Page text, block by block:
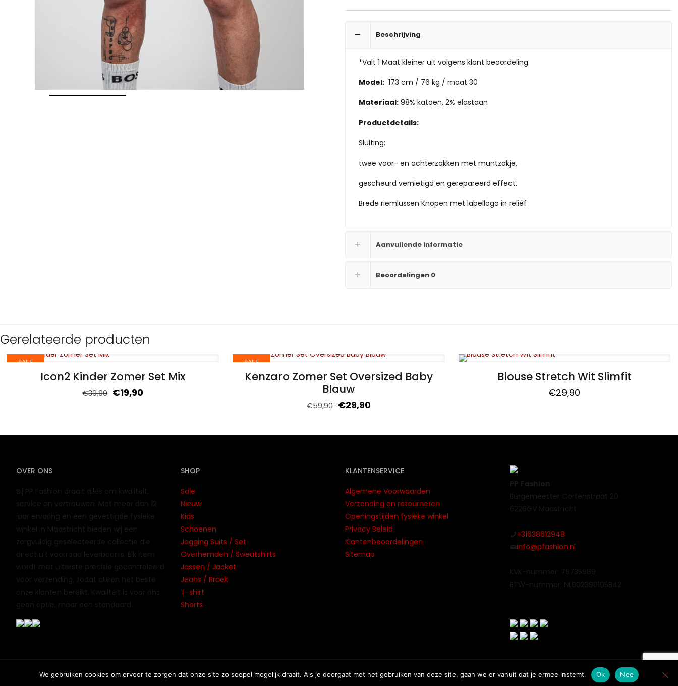
Beschrijving
*Valt 1 Maat kleiner uit volgens klant beoordeling
Model: 173 cm / 76 kg / maat 30
Materiaal: 98% katoen, 2% elastaan
Productdetails:
Sluiting:
twee voor- en achterzakken met muntzakje,
gescheurd vernietigd en gerepareerd effect.
Brede riemlussen Knopen met labellogo in reliëf
Aanvullende informatie
Beoordelingen 0
Gerelateerde producten
SALE
Icon2 Kinder Zomer Set Mix
€39,90 €19,90
SALE
Kenzaro Zomer Set Oversized Baby
Blauw
€59,90 €29,90
Blouse Stretch Wit Slimfit
€29,90
OVER ONS
Bij PP Fashion draait alles om kwaliteit,
service en vertrouwen. Met meer dan 12
jaar ervaring en een gevestigde fysieke
winkel in Maastricht bieden wij een
zorgvuldig geselecteerde collectie die
direct uit voorraad leverbaar is. Elk item
wordt met uiterste precisie gecontroleerd
vóór verzending, zodat alleen het beste
onze klanten bereikt. Kwaliteit is voor ons
geen optie, maar een standaard.
SHOP
Sale
Nieuw
Kids
Schoenen
Jogging Suits / Set
Overhemden / Sweatshirts
Jassen / Jacket
Jeans / Broek
T-shirt
Shorts
KLANTENSERVICE
Algemene Voorwaarden
Verzending en retourneren
Openingstijden fysieke winkel
Privacy Beleid
Klantenbeoordelingen
Sitemap
PP Fashion
Burgemeester Cortenstraat 20
6226GV Maastricht
+31638612948
info@pfashion.nl
KVK-nummer: 75735989
BTW-nummer: NL002390105B42
We gebruiken cookies om ervoor te zorgen dat onze site zo soepel mogelijk draait. Als je doorgaat met het gebruiken van deze site, gaan we er vanuit dat je ermee instemt. Ok Nee